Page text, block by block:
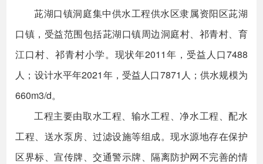
茈湖口镇洞庭集中供水工程供水区隶属资阳区茈湖
口镇，受益范围包括茈湖口镇周边洞庭村、祁青村、育
江口村、祁青村小学。现状年2011年，受益人口7488
人；设计水平年2021年，受益人口7871人；供水规模为
660m3/d。
工程主要由取水工程、输水工程、净水工程、配水
工程、送水泵房、过滤设施等组成。现水源地存在保护
区界标、宣传牌、交通警示牌、隔离防护网不完善的情